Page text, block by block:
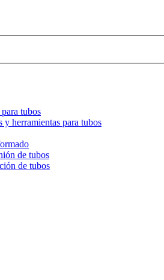
tubos
herramientas para tubos
de tubos
de tubos